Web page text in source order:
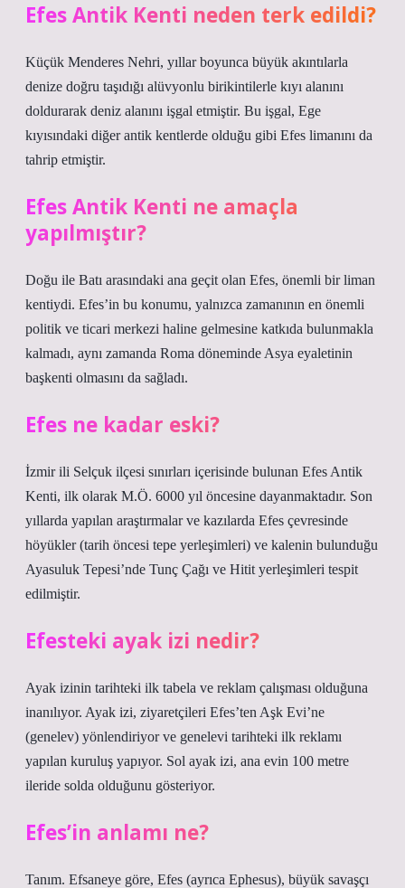
Efes Antik Kenti neden terk edildi?
Küçük Menderes Nehri, yıllar boyunca büyük akıntılarla
denize doğru taşıdığı alüvyonlu birikintilerle kıyı alanını
doldurarak deniz alanını işgal etmiştir. Bu işgal, Ege
kıyısındaki diğer antik kentlerde olduğu gibi Efes limanını da
tahrip etmiştir.
Efes Antik Kenti ne amaçla
yapılmıştır?
Doğu ile Batı arasındaki ana geçit olan Efes, önemli bir liman
kentiydi. Efes’in bu konumu, yalnızca zamanının en önemli
politik ve ticari merkezi haline gelmesine katkıda bulunmakla
kalmadı, aynı zamanda Roma döneminde Asya eyaletinin
başkenti olmasını da sağladı.
Efes ne kadar eski?
İzmir ili Selçuk ilçesi sınırları içerisinde bulunan Efes Antik
Kenti, ilk olarak M.Ö. 6000 yıl öncesine dayanmaktadır. Son
yıllarda yapılan araştırmalar ve kazılarda Efes çevresinde
höyükler (tarih öncesi tepe yerleşimleri) ve kalenin bulunduğu
Ayasuluk Tepesi’nde Tunç Çağı ve Hitit yerleşimleri tespit
edilmiştir.
Efesteki ayak izi nedir?
Ayak izinin tarihteki ilk tabela ve reklam çalışması olduğuna
inanılıyor. Ayak izi, ziyaretçileri Efes’ten Aşk Evi’ne
(genelev) yönlendiriyor ve genelevi tarihteki ilk reklamı
yapılan kuruluş yapıyor. Sol ayak izi, ana evin 100 metre
ileride solda olduğunu gösteriyor.
Efes’in anlamı ne?
Tanım. Efsaneye göre, Efes (ayrıca Ephesus), büyük savaşçı